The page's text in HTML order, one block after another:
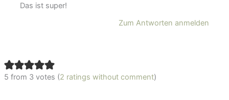
Das ist super!
Zum Antworten anmelden
5 from 3 votes (2 ratings without comment)